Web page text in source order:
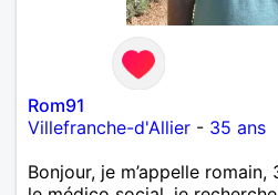
Rom91
Villefranche-d'Allier - 35 ans
Bonjour, je m’appelle